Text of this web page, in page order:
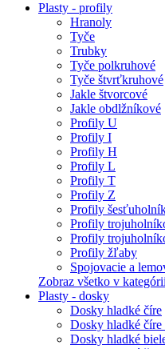
Plasty - profily
Hranoly
Tyče
Trubky
Tyče polkruhové
Tyče štvrťkruhové
Jakle štvorcové
Jakle obdlžníkové
Profily U
Profily I
Profily H
Profily L
Profily T
Profily Z
Profily
Profily
Profily
Profily žľaby
Spojovacie a
Zobraz všetko v
Plasty - dosky
Dosky hladké číre
Dosky hladké číre
Dosky hladké